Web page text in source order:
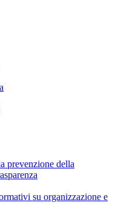
prevenzione della
su organizzazione e